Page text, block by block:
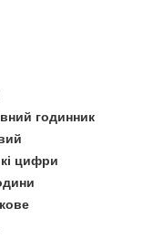
годинник
цифри